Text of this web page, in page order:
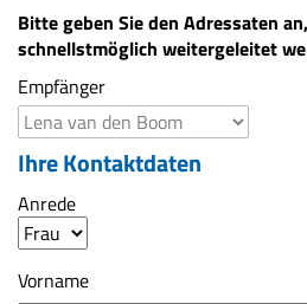
Bitte geben Sie den Adressaten
schnellstmöglich weitergeleitet
Empfänger
Ihre Kontaktdaten
Anrede
Vorname